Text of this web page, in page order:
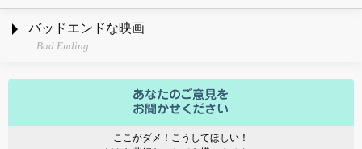
バッドエンドな映画
Bad Ending
ここがダメ！こうしてほしい！